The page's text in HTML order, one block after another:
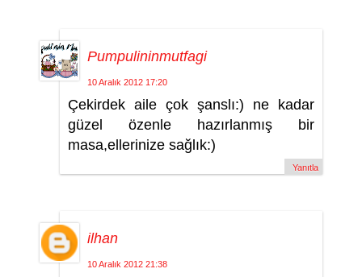
Pumpulininmutfagi
10 Aralık 2012 17:20
Çekirdek aile çok şanslı:) ne kadar
güzel özenle hazırlanmış bir
masa,ellerinize sağlık:)
Yanıtla
ilhan
10 Aralık 2012 21:38